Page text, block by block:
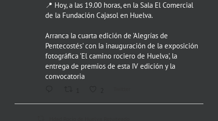
📍 Hoy, a las 19.00 horas, en la Sala El Comercial
de la Fundación Cajasol en Huelva.
Arranca la cuarta edición de 'Alegrías de
Pentecostés' con la inauguración de la exposición
fotográfica 'El camino rociero de Huelva', la
entrega de premios de esta IV edición y la
convocatoria